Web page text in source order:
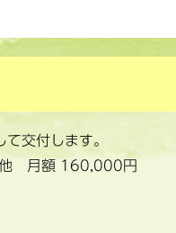
交付します。
月額 160,000円